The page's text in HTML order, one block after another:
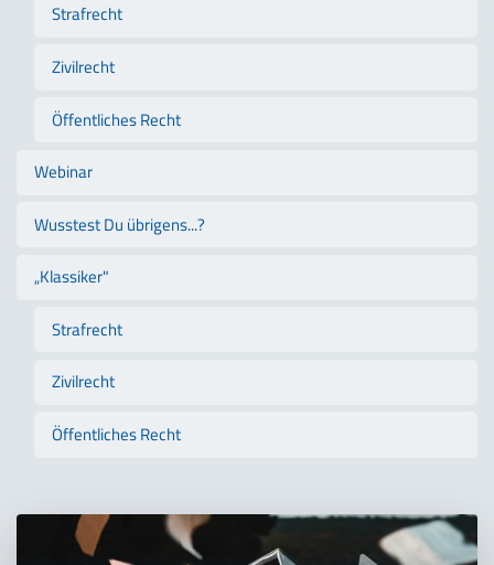
Strafrecht
Zivilrecht
Öffentliches Recht
Webinar
Wusstest Du übrigens...?
„Klassiker"
Strafrecht
Zivilrecht
Öffentliches Recht